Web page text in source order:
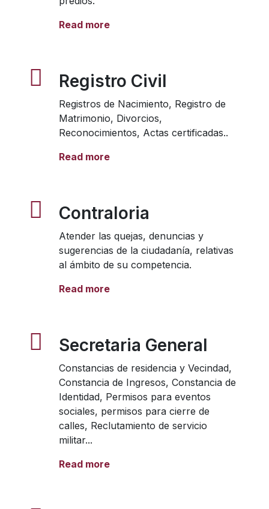
Read more
Registro Civil
Registros de Nacimiento, Registro de
Matrimonio, Divorcios,
Reconocimientos, Actas certificadas..
Read more
Contraloria
Atender las quejas, denuncias y
sugerencias de la ciudadanía, relativas
al ámbito de su competencia.
Read more
Secretaria General
Constancias de residencia y Vecindad,
Constancia de Ingresos, Constancia de
Identidad, Permisos para eventos
sociales, permisos para cierre de
calles, Reclutamiento de servicio
militar...
Read more